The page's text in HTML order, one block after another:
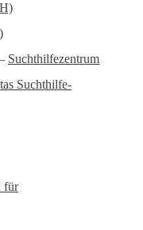
Suchthilfezentrum
Suchthilfe-
für